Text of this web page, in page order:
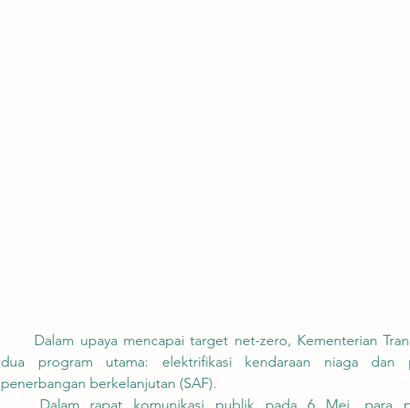
dua program utama: elektrifikasi kendaraan niaga dan
penerbangan berkelanjutan (SAF).